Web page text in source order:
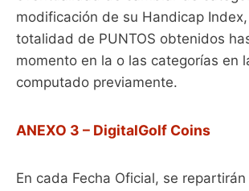
modificación de su Handicap
totalidad de PUNTOS obtenidos
momento en la o las categorías en
computado previamente.
ANEXO 3 – DigitalGolf Coins
En cada Fecha Oficial, se repartirán